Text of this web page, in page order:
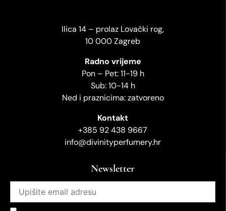
Ilica 14 – prolaz Lovački rog,
10 000 Zagreb
Radno vrijeme
Pon – Pet: 11-19 h
Sub: 10-14 h
Ned i praznicima: zatvoreno
Kontakt
+385 92 438 9667
info@divinityperfumery.hr
Newsletter